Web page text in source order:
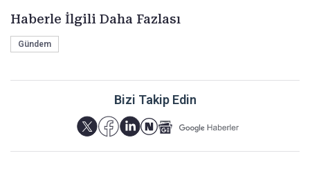
Haberle İlgili Daha Fazlası
Gündem
Bizi Takip Edin